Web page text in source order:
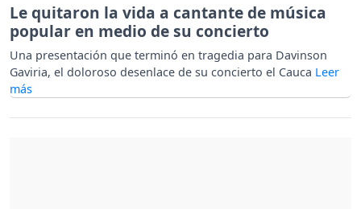
Le quitaron la vida a cantante de música
popular en medio de su concierto
Una presentación que terminó en tragedia para Davinson
Gaviria, el doloroso desenlace de su concierto el Cauca